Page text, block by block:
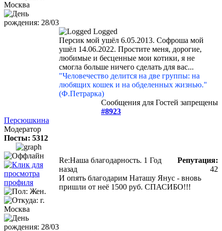
Logged
Персик мой ушёл 6.05.2013. Софроша мой
ушёл 14.06.2022. Простите меня, дорогие,
любимые и бесценные мои котики, я не
смогла больше ничего сделать для вас...
"Человечество делится на две группы: на
любящих кошек и на обделенных жизнью."
(Ф.Петрарка)
Сообщения для Гостей запрещены
#8923
Персюшкина
Модератор
Посты: 5312
Re:Наша благодарность. 1 Год
назад
Репутация:
42
И опять благодарим Наташу Янус - вновь
пришли от неё 1500 руб. СПАСИБО!!!